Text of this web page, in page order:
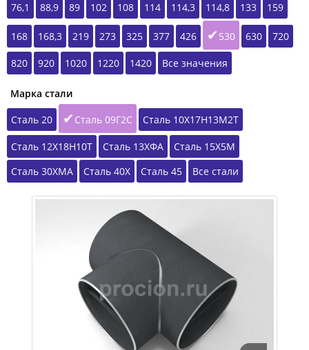
76,1
88,9 89 102 108 114 114,3 114,8 133 159
168 168,3 219 273 325 377 426 530 630 720
820 920 1020 1220 1420 Все значения
Марка стали
Сталь 20
Сталь 09Г2С Сталь 10Х17Н13М2Т
Сталь 12Х18Н10Т Сталь 13ХФА
Сталь 15Х5М
Сталь 30ХМА
Сталь 40Х Сталь 45 Все стали